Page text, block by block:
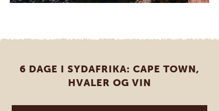
6 DAGE I SYDAFRIKA: CAPE TOWN,
HVALER OG VIN